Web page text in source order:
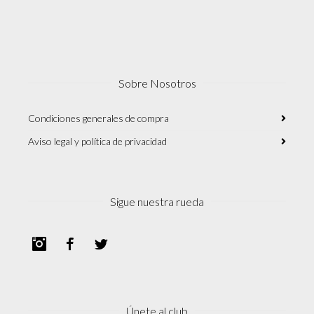
Sobre Nosotros
Condiciones generales de compra
Aviso legal y política de privacidad
Sigue nuestra rueda
InstagramFacebook
Únete al club